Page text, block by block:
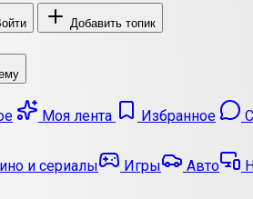
Добавить топик
Моя лента Избранное
и сериалы Игры Авто